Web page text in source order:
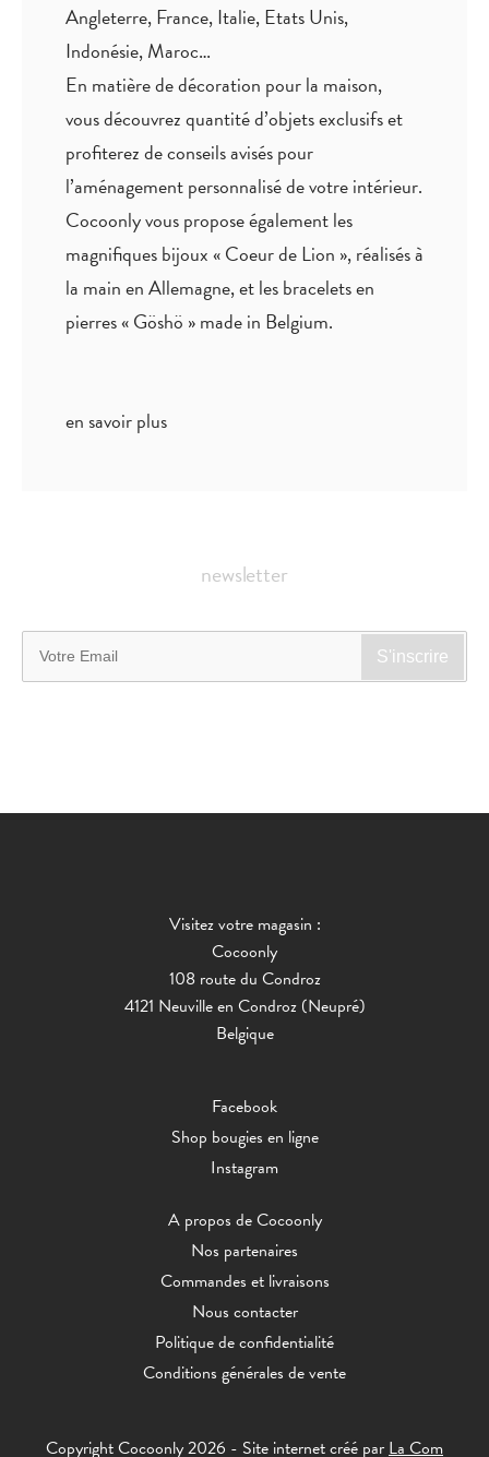
Angleterre, France, Italie, Etats Unis,
Indonésie, Maroc…
En matière de décoration pour la maison,
vous découvrez quantitéd’objets exclusifset
profiterez deconseils aviséspour
l’aménagement personnalisé de votre intérieur.
Cocoonly vous propose également les
magnifiques bijoux « Coeur de Lion », réalisés à
la main en Allemagne, et les bracelets en
pierres « Göshö » made in Belgium.
en savoir plus
newsletter
Visitez votre magasin :
Cocoonly
108 route du Condroz
4121 Neuville en Condroz (Neupré)
Belgique
Facebook
Shop bougies en ligne
Instagram
A propos de Cocoonly
Nos partenaires
Commandes et livraisons
Nous contacter
Politique de confidentialité
Conditions générales de vente
Copyright Cocoonly 2026 - Site internet créé parLa Com